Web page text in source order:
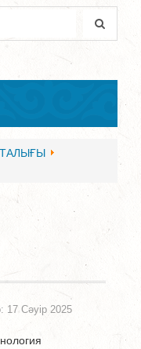
17 Сәуір 2025